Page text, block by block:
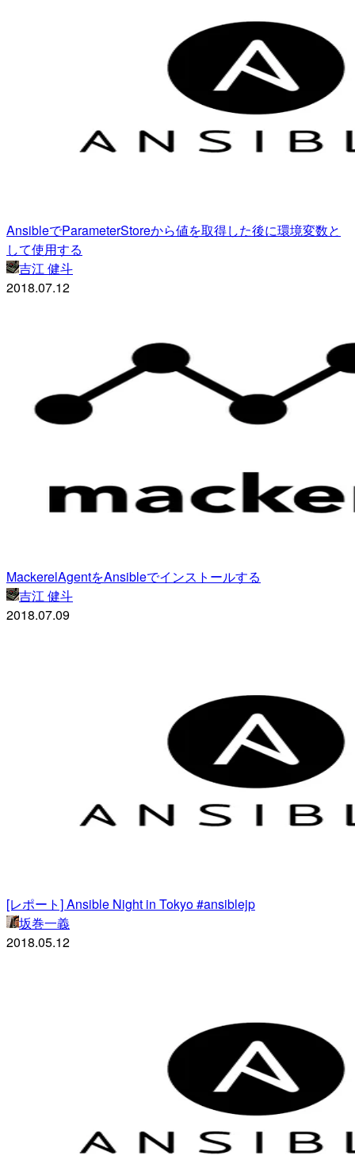
AnsibleでParameterStoreから値を取得した後に環境変数と
して使用する
吉江 健斗
2018.07.12
MackerelAgentをAnsibleでインストールする
吉江 健斗
2018.07.09
[レポート] Ansible Night in Tokyo #ansiblejp
坂巻一義
2018.05.12